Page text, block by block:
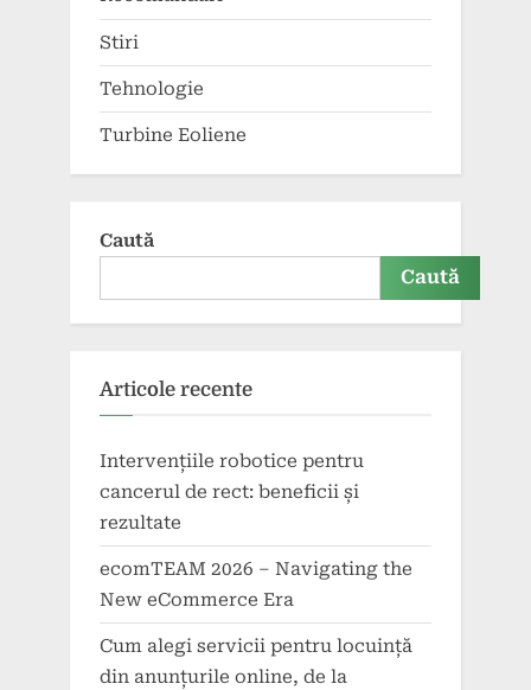
Stiri
Tehnologie
Turbine Eoliene
Caută
Caută
Articole recente
Intervențiile robotice pentru
cancerul de rect: beneficii și
rezultate
ecomTEAM 2026 – Navigating the
New eCommerce Era
Cum alegi servicii pentru locuință
din anunțurile online, de la